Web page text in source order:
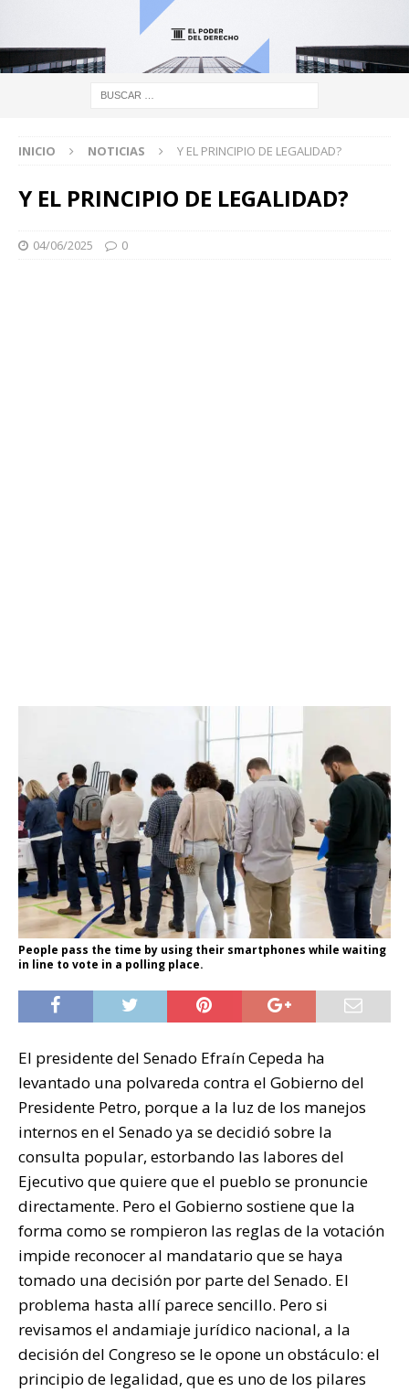
INICIO NOTICIAS Y EL PRINCIPIO DE LEGALIDAD?
Y EL PRINCIPIO DE LEGALIDAD?
04/06/2025 0
People pass the time by using their smartphones while waiting
in line to vote in a polling place.
El presidente del Senado Efraín Cepeda ha
levantado una polvareda contra el Gobierno del
Presidente Petro, porque a la luz de los manejos
internos en el Senado ya se decidió sobre la
consulta popular, estorbando las labores del
Ejecutivo que quiere que el pueblo se pronuncie
directamente. Pero el Gobierno sostiene que la
forma como se rompieron las reglas de la votación
impide reconocer al mandatario que se haya
tomado una decisión por parte del Senado. El
problema hasta allí parece sencillo. Pero si
revisamos el andamiaje jurídico nacional, a la
decisión del Congreso se le opone un obstáculo: el
principio de legalidad, que es uno de los pilares